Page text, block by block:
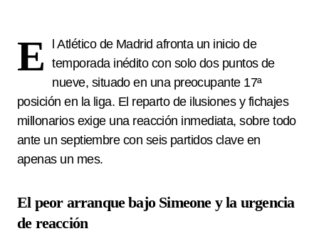
E
l Atlético de Madrid afronta un inicio de
temporada inédito con solo dos puntos de
nueve, situado en una preocupante 17ª
posición en la liga. El reparto de ilusiones y fichajes
millonarios exige una reacción inmediata, sobre todo
ante un septiembre con seis partidos clave en
apenas un mes.
El peor arranque bajo Simeone y la urgencia
de reacción